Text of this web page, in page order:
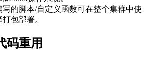
的脚本/自定义函数可在整个集群中使
包部署。
码重用